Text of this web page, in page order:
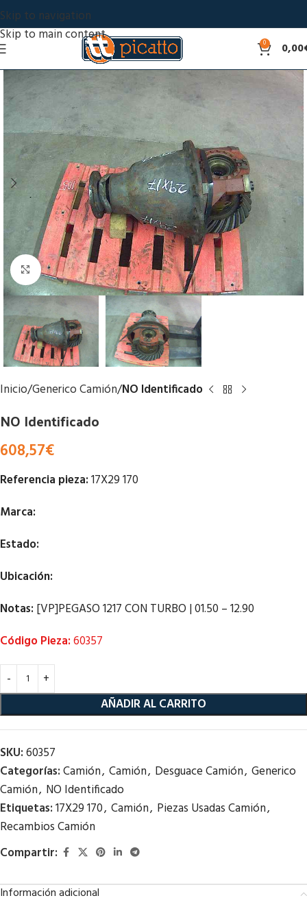
Skip to navigation
Skip to main content
0 0,00
Click to enlarge
Inicio Generico Camión NO Identificado
NO Identificado
608,57€
Referencia pieza:17X29 170
Marca:
Estado:
Ubicación:
Notas: [VP]PEGASO 1217 CON TURBO | 01.50 – 12.90
Código Pieza:60357
AÑADIR AL CARRITO
SKU:60357
Categorías:Camión, Camión, Desguace Camión, Generico
Camión, NO Identificado
Etiquetas:17X29 170, Camión, Piezas Usadas Camión,
Recambios Camión
Compartir:
Información adicional